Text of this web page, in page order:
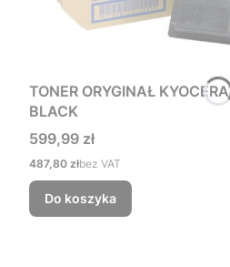
TONER ORYGINAŁ
BLACK
Cena
599,99 zł
Cena
487,80 złbez VAT
Do koszyka